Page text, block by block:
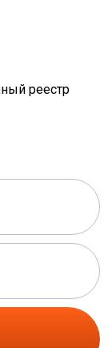
реестр